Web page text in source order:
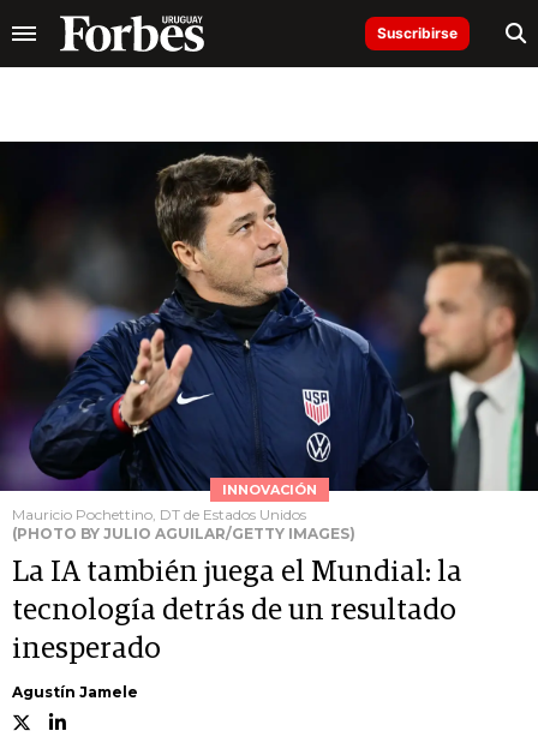
Suscribirse
INNOVACIÓN
Mauricio Pochettino, DT de Estados Unidos
(PHOTO BY JULIO AGUILAR/GETTY IMAGES)
La IA también juega el Mundial: la
tecnología detrás de un resultado
inesperado
Agustín Jamele